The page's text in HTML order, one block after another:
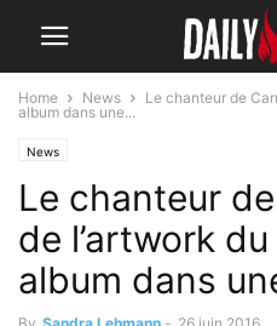
Home News
Le chanteur de
album dans une...
News
Le chanteur
de l’artwork
album dans